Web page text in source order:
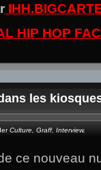
HIP HOP
les
Culture Graff, Interview,
ce nouveau